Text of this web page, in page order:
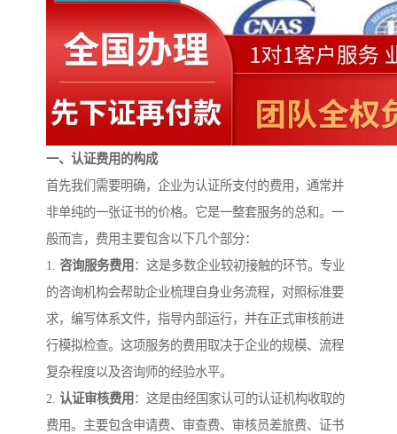
一、认证费用的构成
首先我们需要明确，企业为认证所支付的费用，通常并
非单纯的一张证书的价格。它是一整套服务的总和。一
般而言，费用主要包含以下几个部分：
1. 咨询服务费用 ：这是多数企业较初接触的环节。专业
的咨询机构会帮助企业梳理自身业务流程，对照标准要
求，编写体系文件，指导内部运行，并在正式审核前进
行模拟检查。这项服务的费用取决于企业的规模、流程
复杂程度以及咨询师的经验水平。
2. 认证审核费用 ：这是由经国家认可的认证机构收取的
费用。主要包含申请费、审查费、审核员差旅费、证书